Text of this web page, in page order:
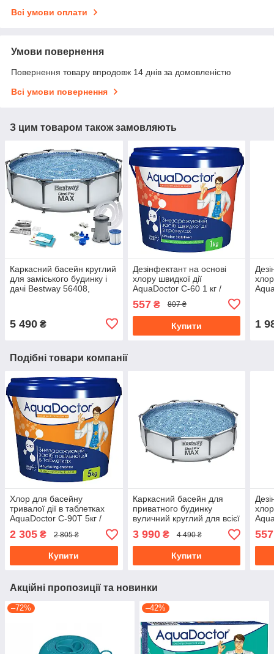
Всі умови оплати
Умови повернення
Повернення товару впродовж 14 днів за домовленістю
Всі умови повернення
З цим товаром також замовляють
Каркасний басейн круглий
для заміського будинку і
дачі Bestway 56408,
5 490 ₴
Дезінфектант на основі
хлору швидкої дії
AquaDoctor C-60 1 кг /
Дезінфікуючий засіб для
басейну
557₴ 807 ₴
Купити 1
Подібні товари компанії
Хлор для басейну
тривалої дії в таблетках
AquaDoctor C-90T 5кг /
Дезінфікуючий засіб
2 305 ₴ 2 805 ₴
Купити
Каркасний басейн для
приватного будинку
вуличний круглий для всієї
родини Bestway 56406
Steel Pro MAX 305x76 см
3 990₴ 4 490 ₴
Купити
557
Акційні пропозиції та новинки
–72% –42%